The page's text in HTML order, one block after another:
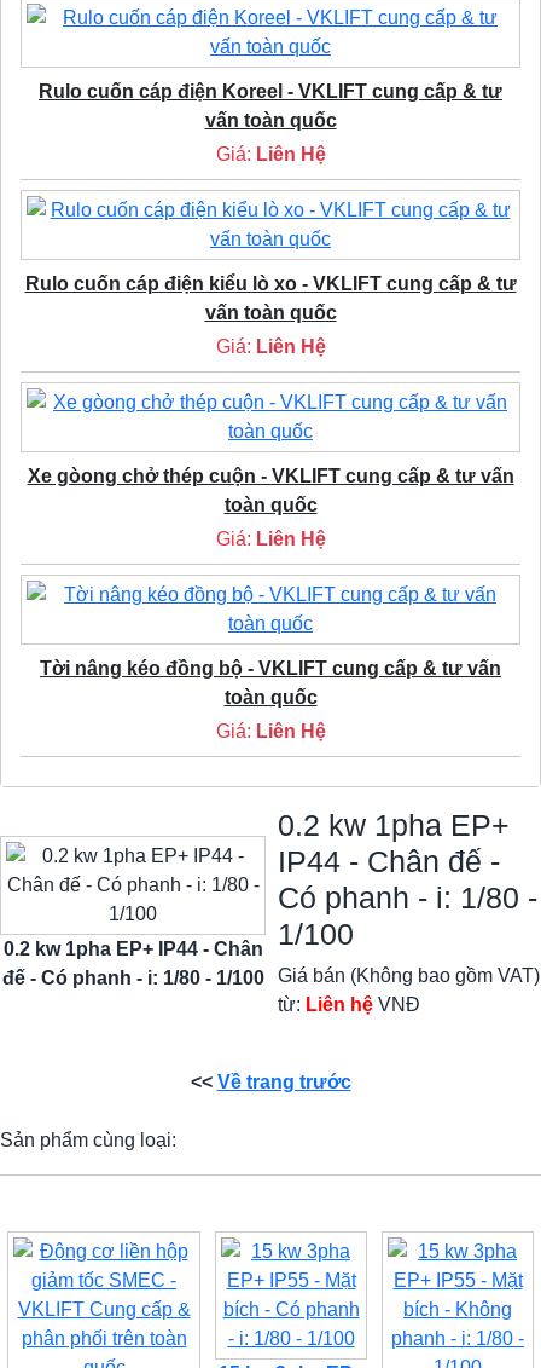
Rulo cuốn cáp điện Koreel - VKLIFT cung cấp & tư
vấn toàn quốc
Giá: Liên Hệ
Rulo cuốn cáp điện kiểu lò xo - VKLIFT cung cấp & tư
vấn toàn quốc
Giá: Liên Hệ
Xe gòong chở thép cuộn - VKLIFT cung cấp & tư vấn
toàn quốc
Giá: Liên Hệ
Tời nâng kéo đồng bộ - VKLIFT cung cấp & tư vấn
toàn quốc
Giá: Liên Hệ
0.2 kw 1pha EP+ IP44 - Chân
đế - Có phanh - i: 1/80 - 1/100
0.2 kw 1pha EP+
IP44 - Chân đế -
Có phanh - i: 1/80 -
1/100
Giá bán (Không bao gồm VAT)
từ: Liên hệ VNĐ
<< Về trang trước
Sản phẩm cùng loại: